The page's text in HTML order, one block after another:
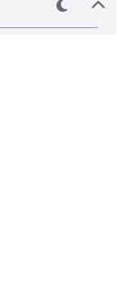
테
마
상
단